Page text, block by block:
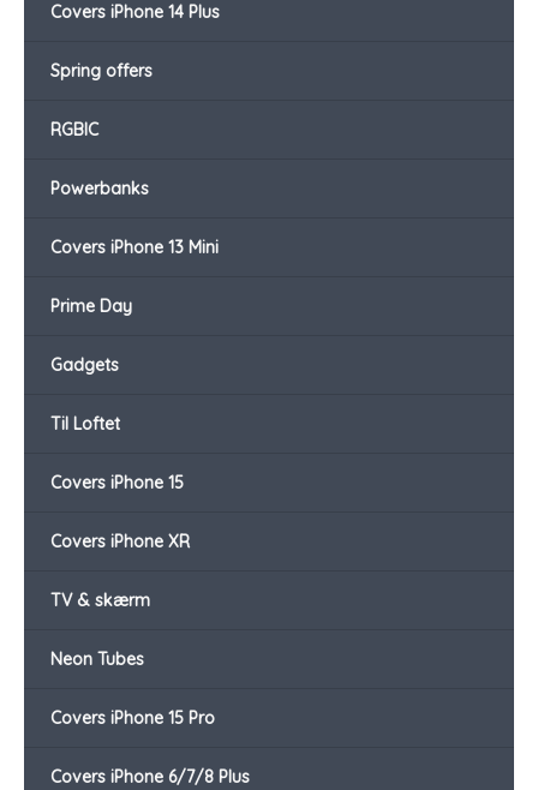
Covers iPhone 14 Plus
Spring offers
RGBIC
Powerbanks
Covers iPhone 13 Mini
Prime Day
Gadgets
Til Loftet
Covers iPhone 15
Covers iPhone XR
TV & skærm
Neon Tubes
Covers iPhone 15 Pro
Covers iPhone 6/7/8 Plus